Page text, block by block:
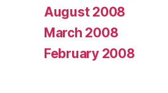
August 2008
March 2008
February 2008